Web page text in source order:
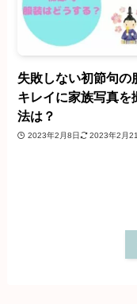
失敗しない初節句の
キレイに家族写真を
法は？
2023年2月8日 2023年2月